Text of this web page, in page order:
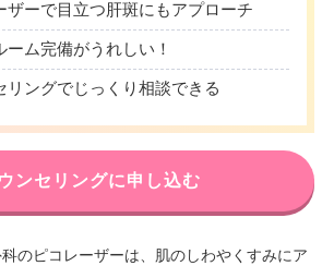
ザーで目立つ肝斑にもアプローチ
ーム完備がうれしい！
リングでじっくり相談できる
ンセリングに申し込む
のピコレーザーは、肌のしわやくすみにア